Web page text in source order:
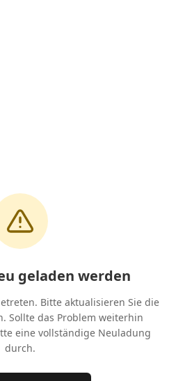
geladen werden
Bitte aktualisieren Sie die
Sollte das Problem weiterhin
eine vollständige Neuladung
durch.